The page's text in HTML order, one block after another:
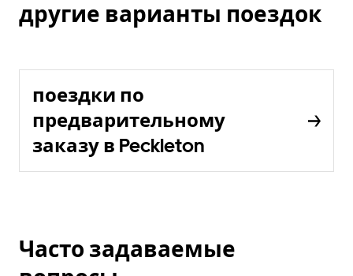
другие варианты поездок
поездки по
предварительному
заказу в Peckleton
Часто задаваемые